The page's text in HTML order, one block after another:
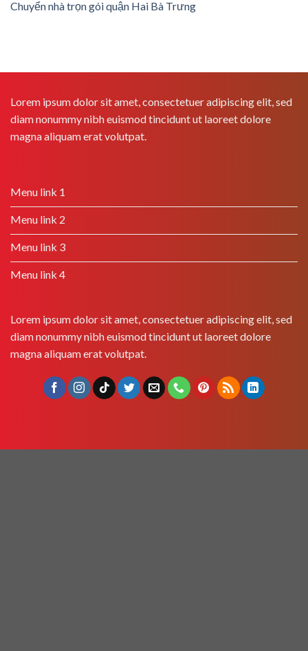
Chuyển nhà trọn gói quận Hai Bà Trưng
Lorem ipsum dolor sit amet, consectetuer adipiscing elit, sed
diam nonummy nibh euismod tincidunt ut laoreet dolore
magna aliquam erat volutpat.
Menu link 1
Menu link 2
Menu link 3
Menu link 4
Lorem ipsum dolor sit amet, consectetuer adipiscing elit, sed
diam nonummy nibh euismod tincidunt ut laoreet dolore
magna aliquam erat volutpat.